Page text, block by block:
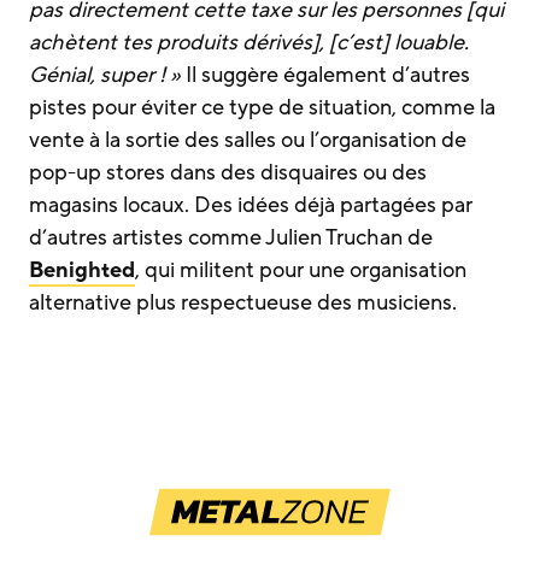
pas directement cette taxe sur les personnes [qui
achètent tes produits dérivés], [c’est] louable.
Génial, super ! » Il suggère également d’autres
pistes pour éviter ce type de situation, comme la
vente à la sortie des salles ou l’organisation de
pop-up stores dans des disquaires ou des
magasins locaux. Des idées déjà partagées par
d’autres artistes comme Julien Truchan de
Benighted, qui militent pour une organisation
alternative plus respectueuse des musiciens.